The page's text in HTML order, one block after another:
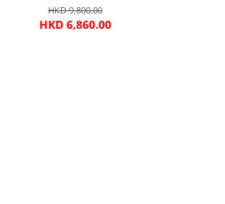
HKD 9,800.00
HKD 6,860.00